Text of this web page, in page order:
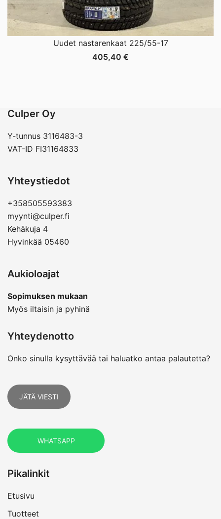
Uudet nastarenkaat 225/55-17
405,40 €
Culper Oy
Y-tunnus 3116483-3
VAT-ID FI31164833
Yhteystiedot
+358505593383
myynti@culper.fi
Kehäkuja 4
Hyvinkää 05460
Aukioloajat
Sopimuksen mukaan
Myös iltaisin ja pyhinä
Yhteydenotto
Onko sinulla kysyttävää tai haluatko antaa palautetta?
JÄTÄ VIESTI
WHATSAPP
Pikalinkit
Etusivu
Tuotteet